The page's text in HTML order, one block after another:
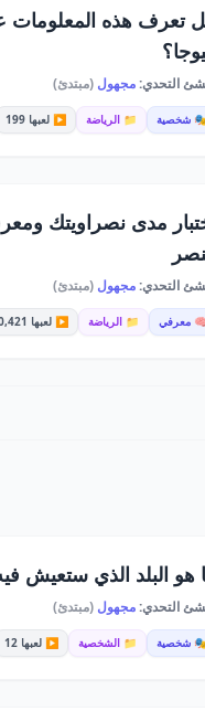
تعرف هذه المعلومات
التحدي:مجهول (مبتدئ)
شخصية 📁 الرياضة ▶️ لعبها 199
مدى نصراويتك
التحدي:مجهول (مبتدئ)
معرفي 📁 الرياضة ▶️ لعبها 50,421
هو البلد الذي ستعيش
التحدي:مجهول (مبتدئ)
شخصية 📁 الشخصية ▶️ لعبها 12